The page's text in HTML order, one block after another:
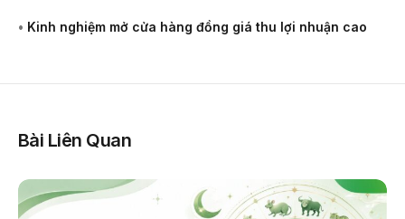
• Kinh nghiệm mở cửa hàng đồng giá thu lợi nhuận cao
Bài Liên Quan